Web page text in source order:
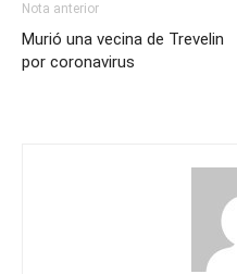
Nota anterior
Murió una vecina de Trevelin
por coronavirus